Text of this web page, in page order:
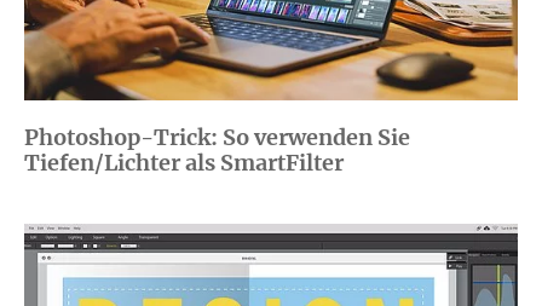
Photoshop-Trick: So verwenden Sie
Tiefen/Lichter als SmartFilter